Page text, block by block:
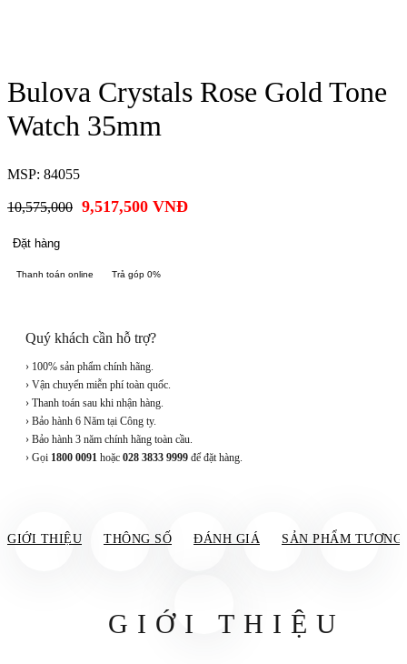
Bulova Crystals Rose Gold Tone
Watch 35mm
MSP: 84055
10,575,000 9,517,500 VNĐ
Đặt hàng
Thanh toán online Trả góp 0%
Quý khách cần hỗ trợ?
› 100% sản phẩm chính hãng.
› Vận chuyển miễn phí toàn quốc.
› Thanh toán sau khi nhận hàng.
› Bảo hành 6 Năm tại Công ty.
› Bảo hành 3 năm chính hãng toàn cầu.
› Gọi 1800 0091 hoặc 028 3833 9999 để đặt hàng.
GIỚI THIỆU THÔNG SỐ ĐÁNH GIÁ SẢN PHẨM TƯƠNG
GIỚI THIỆU